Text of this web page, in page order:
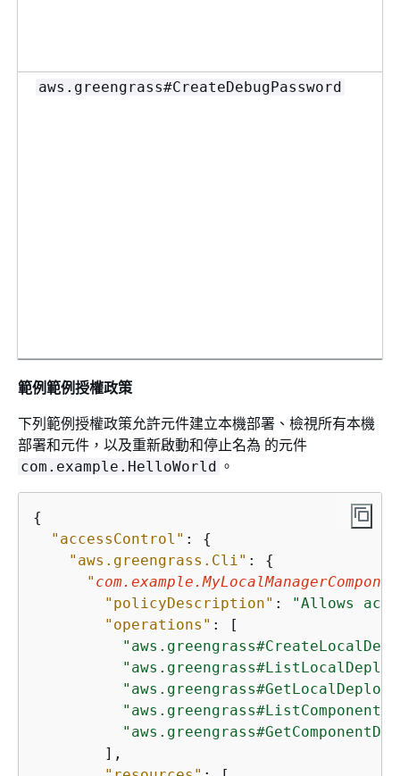
aws.greengrass#CreateDebugPassword
範例範例授權政策
下列範例授權政策允許元件建立本機部署、檢視所有本機
部署和元件，以及重新啟動和停止名為 的元件
com.example.HelloWorld 。
{
"accessControl" : {
"aws.greengrass.Cli" : {
"
"policyDescription" :
"Allows
"operations" : [
"aws.greengrass#ListComponents"
        ],